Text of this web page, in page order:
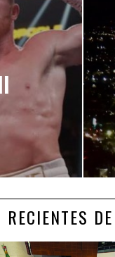
RECIENTES